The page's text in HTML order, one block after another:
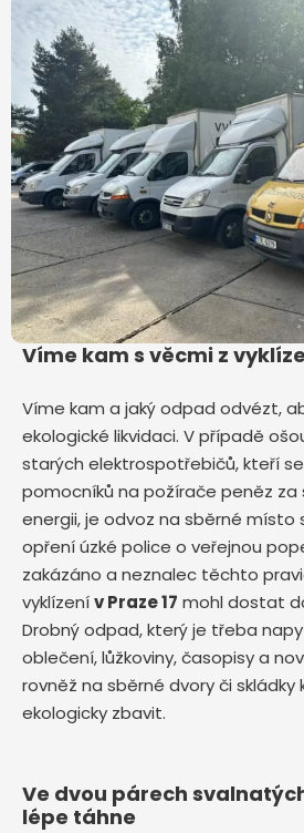
Víme kam s věcmi z
Víme kam a jaký odpad odvézt,
ekologické likvidaci. V případě
starých elektrospotřebičů, kteří
pomocníků na požírače peněz
energii, je odvoz na sběrné místo
opření úzké police o veřejnou
zakázáno a neznalec těchto
vyklízenív Praze 17 mohl dostat
Drobný odpad, který je třeba
oblečení, lůžkoviny, časopisy a
rovněž na sběrné dvory či skládky
ekologicky zbavit.
Ve dvou párech
lépe táhne